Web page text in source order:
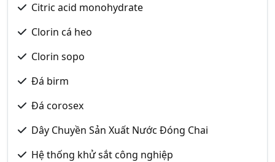
Citric acid monohydrate
Clorin cá heo
Clorin sopo
Đá birm
Đá corosex
Dây Chuyền Sản Xuất Nước Đóng Chai
Hệ thống khử sắt công nghiệp